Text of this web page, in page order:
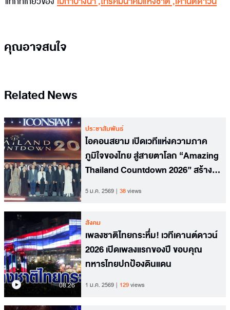
คุณอาจสนใจ
Related News
ประชาสัมพันธ์
ไอคอนสยาม เปิดเวทีแห่งความภาค
ภูมิใจของไทย สู่สายตาโลก “Amazing
Thailand Countdown 2026” สร้าง
Countdown Destination
5 ม.ค. 2569 38views
08.26
สังคม
เพลงชาติไทยกระหึ่ม! เวทีเคานต์ดาวน์
2026 เปิดเพลงแรกของปี ขอบคุณ
ทหารไทยปกป้องดินแดน
1 ม.ค. 2569 129views